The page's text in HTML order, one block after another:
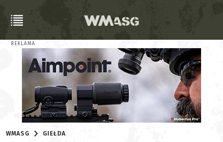
REKLAMA
WMASG GIEŁDA